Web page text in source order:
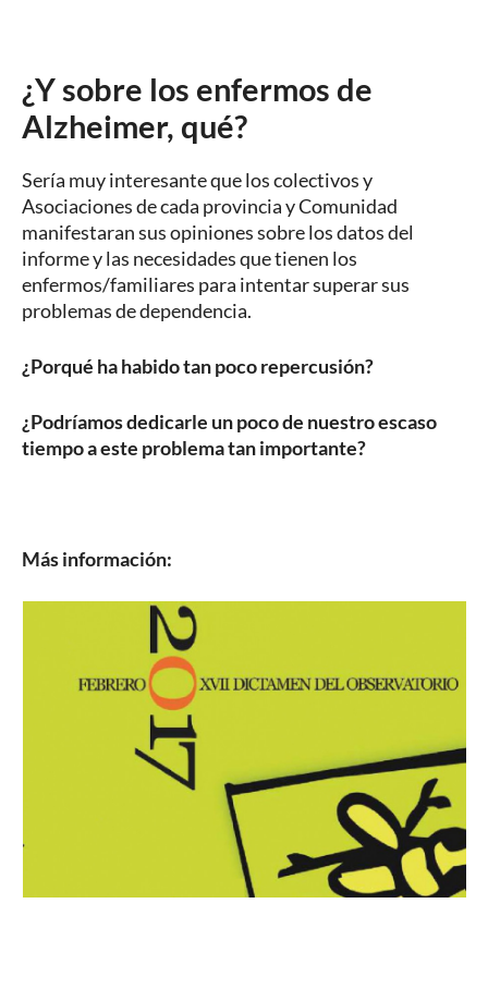
¿Y sobre los enfermos de
Alzheimer, qué?
Sería muy interesante que los colectivos y
Asociaciones de cada provincia y Comunidad
manifestaran sus opiniones sobre los datos del
informe y las necesidades que tienen los
enfermos/familiares para intentar superar sus
problemas de dependencia.
¿Porqué ha habido tan poco repercusión?
¿Podríamos dedicarle un poco de nuestro escaso
tiempo a este problema tan importante?
Más información: